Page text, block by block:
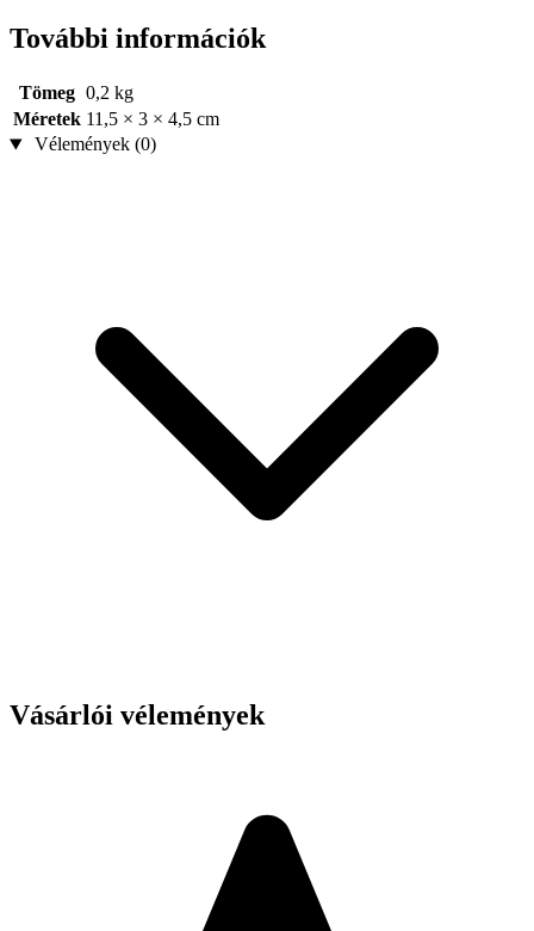
További információk
Tömeg 0,2 kg
Méretek 11,5 × 3 × 4,5 cm
Vélemények (0)
Vásárlói vélemények